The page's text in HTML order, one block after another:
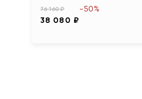
76 160 ₽
38 080 ₽
-50%